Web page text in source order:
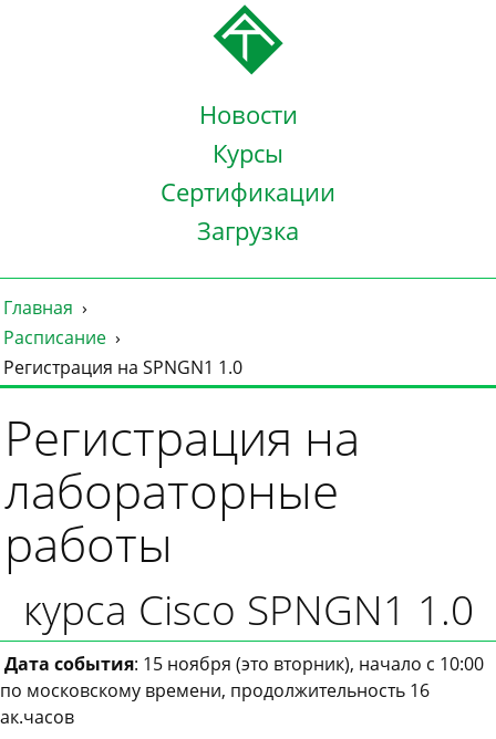
Новости
Курсы
Сертификации
Загрузка
Главная
Расписание
Регистрация на SPNGN1 1.0
Регистрация на
лабораторные
работы
курса Cisco SPNGN1 1.0
Дата события: 15 ноября (это вторник), начало с 10:00
по московскому времени, продолжительность 16
ак.часов